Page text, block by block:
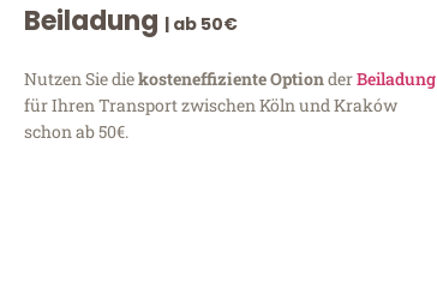
Beiladung | ab 50€
Nutzen Sie diekosteneffiziente OptionderBeiladung
für Ihren Transport zwischen Köln und Kraków
schon ab 50€.